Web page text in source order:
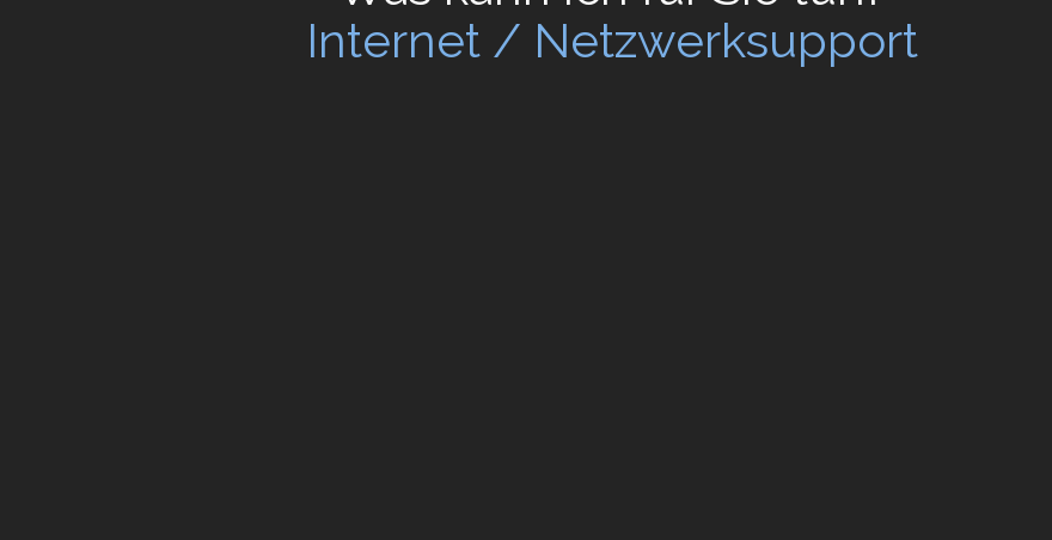
Internet / Netzwerksupport